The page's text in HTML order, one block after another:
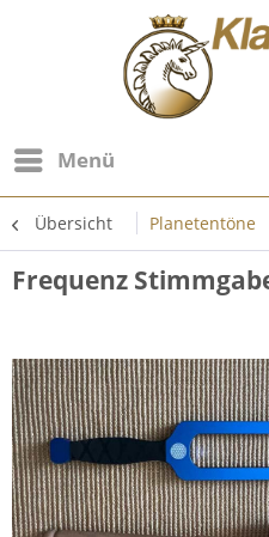
Menü
Übersicht Planetentöne
Frequenz